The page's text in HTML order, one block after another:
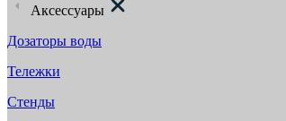
Аксессуары
Дозаторы воды
Тележки
Стенды